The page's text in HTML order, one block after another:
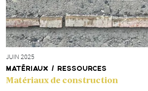
JUIN 2025
MATÉRIAUX / RESSOURCES
Matériaux de construction